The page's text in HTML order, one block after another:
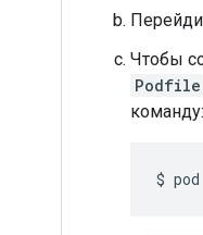
Чтобы
Podfile
команду:
$